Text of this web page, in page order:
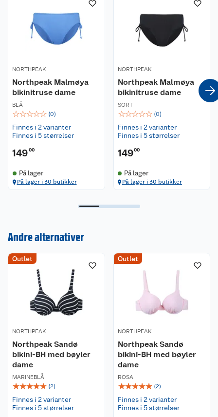
Normal i størrelsen
Vaskeanvisning:
Håndvask, henges til tørk, tåler ikke
må ikke strykes.
NORTHPEAK
Northpeak Malmøya
bikinitruse dame
BLÅ
☆☆☆☆☆ (0)
Finnes i 2 varianter
Finnes i 5 størrelser
14900
På lager
På lager i 30 butikker
NORTHPEAK
Northpeak Malmøya
bikinitruse dame
SORT
☆☆☆☆☆ (0)
Finnes i 2 varianter
Finnes i 5 størrelser
14900
På lager
På lager i 30 butikker
Andre alternativer
Outlet
NORTHPEAK
Northpeak Sandø
bikini-BH med bøyler
dame
MARINEBLÅ
☆☆☆☆☆ (2)
Finnes i 2 varianter
Finnes i 5 størrelser
Outlet
NORTHPEAK
Northpeak Sandø
bikini-BH med bøyler
dame
ROSA
☆☆☆☆☆ (2)
Finnes i 2 varianter
Finnes i 5 størrelser
Om oss
Nyheter
Våre butikker
Våre merkevarer
Coop kjeder
Ledige stillinger
Bærekraft
Kontakt oss
Angre- og returrett
Ofte stilte spørsmål
Betalingsalternativer
Leveringsalternativer
Pakkesporing
Åpent kjøp
Coop medlem